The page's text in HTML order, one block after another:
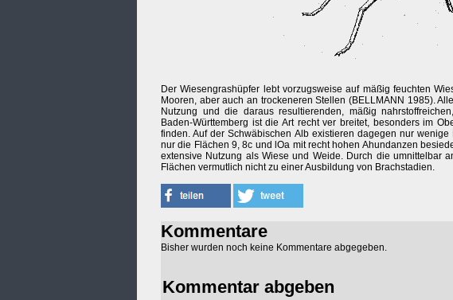
Der Wiesengrashüpfer lebt vorzugsweise auf mäßig feuchten
Mooren, aber auch an trockeneren Stellen (BELLMANN 1985).
Nutzung und die daraus resultierenden, mäßig
Baden-Württemberg ist die Art recht ver breitet, besonders im
finden. Auf der Schwäbischen Alb existieren dagegen nur
nur die Flächen 9, 8c und lOa mit recht hohen Ahundanzen
extensive Nutzung als Wiese und Weide. Durch die umnittelbar
Flächen vermutlich nicht zu einer Ausbildung von Brachstadien.
Kommentare
Bisher wurden noch keine Kommentare abgegeben.
Kommentar abgeben